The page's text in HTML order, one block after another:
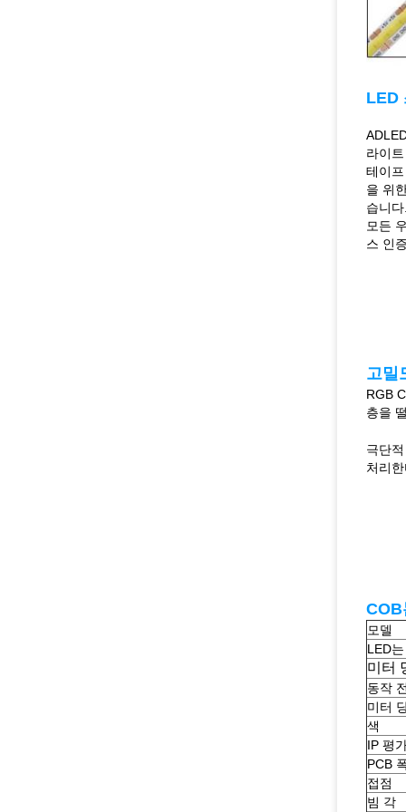
LED
라이
테이
을 위
습니
모든
스 인
고밀
RGB
층을
극단
처리
COB
모델
LED
미터
동작
미터
색
IP 평
PCB
접점
빔 각